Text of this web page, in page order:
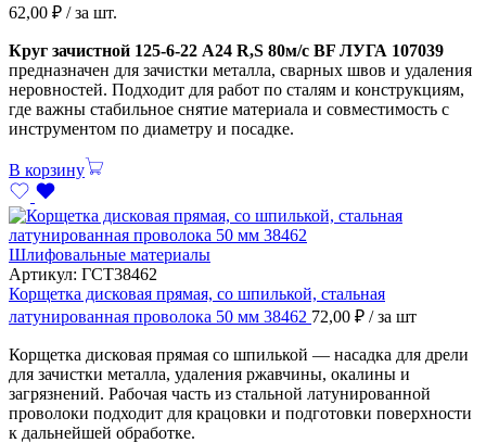
62,00 ₽ / за шт.
Круг зачистной 125-6-22 А24 R,S 80м/с BF ЛУГА 107039
предназначен для зачистки металла, сварных швов и удаления
неровностей. Подходит для работ по сталям и конструкциям,
где важны стабильное снятие материала и совместимость с
инструментом по диаметру и посадке.
В корзину
Шлифовальные материалы
Артикул: ГСТ38462
Корщетка дисковая прямая, со шпилькой, стальная
латунированная проволока 50 мм 38462 72,00 ₽ / за шт
Корщетка дисковая прямая со шпилькой — насадка для дрели
для зачистки металла, удаления ржавчины, окалины и
загрязнений. Рабочая часть из стальной латунированной
проволоки подходит для крацовки и подготовки поверхности
к дальнейшей обработке.